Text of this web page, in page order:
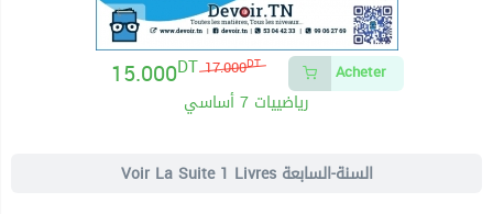
17.000DT
15.000DT Acheter
رياضييات 7 أساسي
Voir La Suite 1 Livres السنة-السابعة